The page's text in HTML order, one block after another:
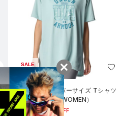
SALE
UAテック オーバーサイズ Tシャツ
（トレーニング/WOMEN）
￥3,46530%OFF